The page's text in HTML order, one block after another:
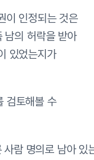
이 인정되는 것은
남의 허락을 받아
있었는지가
검토해볼 수
사람 명의로 남아 있